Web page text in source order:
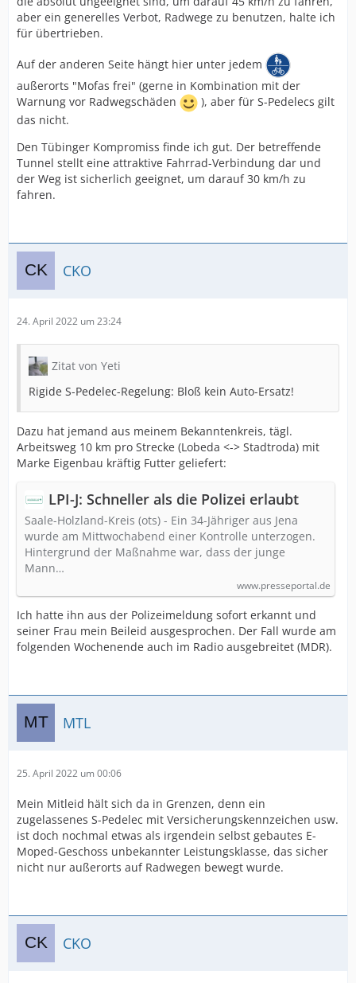
aber ein generelles Verbot, Radwege zu benutzen, halte ich
für übertrieben.
Auf der anderen Seite hängt hier unter jedem
außerorts "Mofas frei" (gerne in Kombination mit der
Warnung vor Radwegschäden
), aber für S-Pedelecs gilt
das nicht.
Den Tübinger Kompromiss finde ich gut. Der betreffende
Tunnel stellt eine attraktive Fahrrad-Verbindung dar und
der Weg ist sicherlich geeignet, um darauf 30 km/h zu
fahren.
CKO
24. April 2022 um 23:24
Zitat von Yeti
Rigide S-Pedelec-Regelung: Bloß kein Auto-Ersatz!
Dazu hat jemand aus meinem Bekanntenkreis, tägl.
Arbeitsweg 10 km pro Strecke (Lobeda <-> Stadtroda) mit
Marke Eigenbau kräftig Futter geliefert:
LPI-J: Schneller als die Polizei erlaubt
Saale-Holzland-Kreis (ots) - Ein 34-Jähriger aus Jena
wurde am Mittwochabend einer Kontrolle unterzogen.
Hintergrund der Maßnahme war, dass der junge
Mann…
www.presseportal.de
Ich hatte ihn aus der Polizeimeldung sofort erkannt und
seiner Frau mein Beileid ausgesprochen. Der Fall wurde am
folgenden Wochenende auch im Radio ausgebreitet (MDR).
MTL
25. April 2022 um 00:06
Mein Mitleid hält sich da in Grenzen, denn ein
zugelassenes S-Pedelec mit Versicherungskennzeichen usw.
ist doch nochmal etwas als irgendein selbst gebautes E-
Moped-Geschoss unbekannter Leistungsklasse, das sicher
nicht nur außerorts auf Radwegen bewegt wurde.
CKO